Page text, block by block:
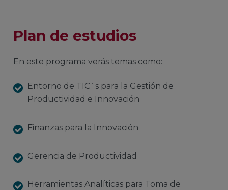
Plan de estudios
En este programa verás temas como:
Entorno de TIC´s para la Gestión de
Productividad e Innovación
Finanzas para la Innovación
Gerencia de Productividad
Herramientas Analíticas para Toma de